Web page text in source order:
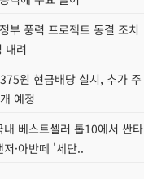
부 풍력 프로젝트 동결 조치
내려
원 현금배당 실시, 추가 주
예정
베스트셀러 톱10에서 싼타
·아반떼 '세단..